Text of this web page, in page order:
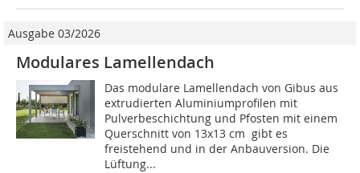
Ausgabe 03/2026
Modulares Lamellendach
Das modulare Lamellendach von Gibus aus
extrudierten Aluminiumprofilen mit
Pulverbeschichtung und Pfosten mit einem
Querschnitt von 13x13 cm gibt es
freistehend und in der Anbauversion. Die
Lüftung...